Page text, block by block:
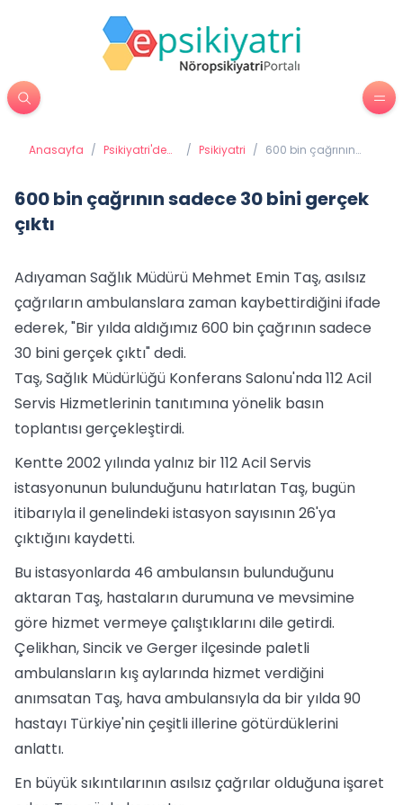
Anasayfa / Psikiyatri'de
/ Psikiyatri / 600 bin çağrının
600 bin çağrının sadece 30 bini gerçek
çıktı
Adıyaman Sağlık Müdürü Mehmet Emin Taş, asılsız
çağrıların ambulanslara zaman kaybettirdiğini ifade
ederek, "Bir yılda aldığımız 600 bin çağrının sadece
30 bini gerçek çıktı" dedi.
Taş, Sağlık Müdürlüğü Konferans Salonu'nda 112 Acil
Servis Hizmetlerinin tanıtımına yönelik basın
toplantısı gerçekleştirdi.
Kentte 2002 yılında yalnız bir 112 Acil Servis
istasyonunun bulunduğunu hatırlatan Taş, bugün
itibarıyla il genelindeki istasyon sayısının 26'ya
çıktığını kaydetti.
Bu istasyonlarda 46 ambulansın bulunduğunu
aktaran Taş, hastaların durumuna ve mevsimine
göre hizmet vermeye çalıştıklarını dile getirdi.
Çelikhan, Sincik ve Gerger ilçesinde paletli
ambulansların kış aylarında hizmet verdiğini
anımsatan Taş, hava ambulansıyla da bir yılda 90
hastayı Türkiye'nin çeşitli illerine götürdüklerini
anlattı.
En büyük sıkıntılarının asılsız çağrılar olduğuna işaret